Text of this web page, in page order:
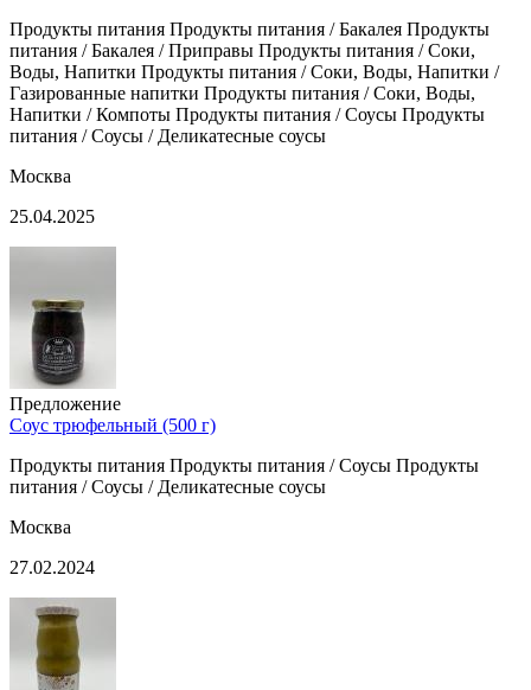
Продукты питания Продукты питания / Бакалея Продукты
питания / Бакалея / Приправы Продукты питания / Соки,
Воды, Напитки Продукты питания / Соки, Воды, Напитки /
Газированные напитки Продукты питания / Соки, Воды,
Напитки / Компоты Продукты питания / Соусы Продукты
питания / Соусы / Деликатесные соусы
Москва
25.04.2025
Предложение
Соус трюфельный (500 г)
Продукты питания Продукты питания / Соусы Продукты
питания / Соусы / Деликатесные соусы
Москва
27.02.2024